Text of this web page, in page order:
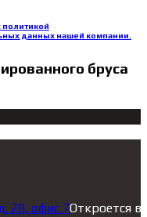
данных нашей компании.
бруса
28, офис 7Откроется в